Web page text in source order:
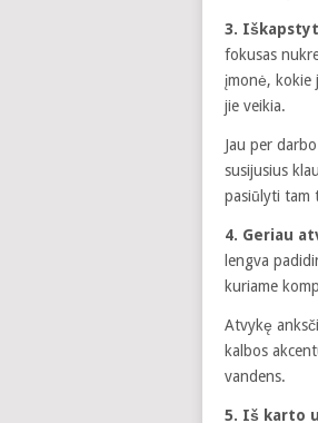
3.
fokusas
įmonė, kokie
jie veikia.
Jau per
susijusius
pasiūlyti tam
4. Geriau
lengva
kuriame
Atvykę
kalbos
vandens.
5. Iš karto